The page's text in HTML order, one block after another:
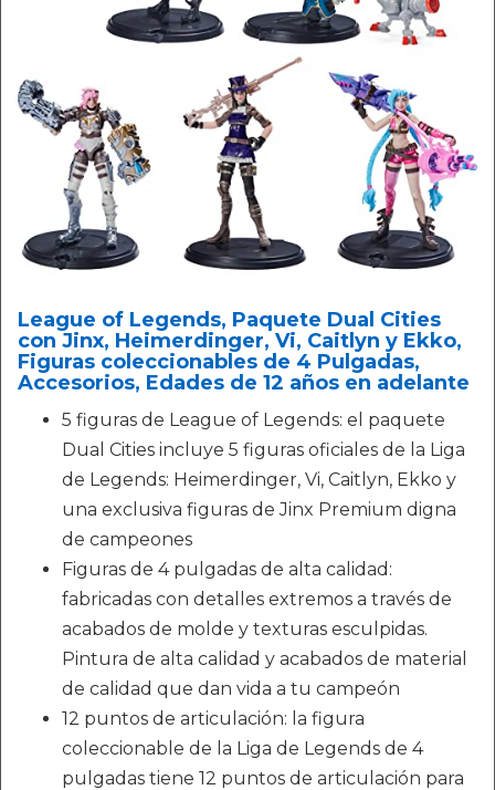
League of Legends, Paquete Dual Cities
con Jinx, Heimerdinger, Vi, Caitlyn y Ekko,
Figuras coleccionables de 4 Pulgadas,
Accesorios, Edades de 12 años en adelante
5 figuras de League of Legends: el paquete
Dual Cities incluye 5 figuras oficiales de la Liga
de Legends: Heimerdinger, Vi, Caitlyn, Ekko y
una exclusiva figuras de Jinx Premium digna
de campeones
Figuras de 4 pulgadas de alta calidad:
fabricadas con detalles extremos a través de
acabados de molde y texturas esculpidas.
Pintura de alta calidad y acabados de material
de calidad que dan vida a tu campeón
12 puntos de articulación: la figura
coleccionable de la Liga de Legends de 4
pulgadas tiene 12 puntos de articulación para